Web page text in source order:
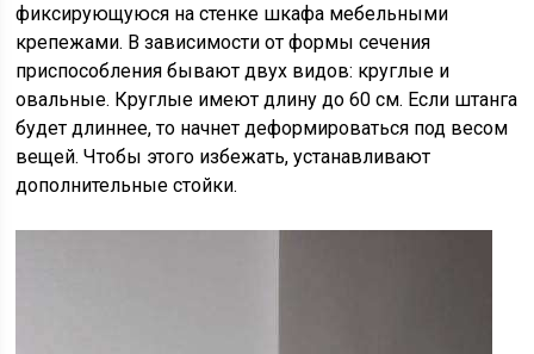
фиксирующуюся на стенке шкафа мебельными
крепежами. В зависимости от формы сечения
приспособления бывают двух видов: круглые и
овальные. Круглые имеют длину до 60 см. Если штанга
будет длиннее, то начнет деформироваться под весом
вещей. Чтобы этого избежать, устанавливают
дополнительные стойки.